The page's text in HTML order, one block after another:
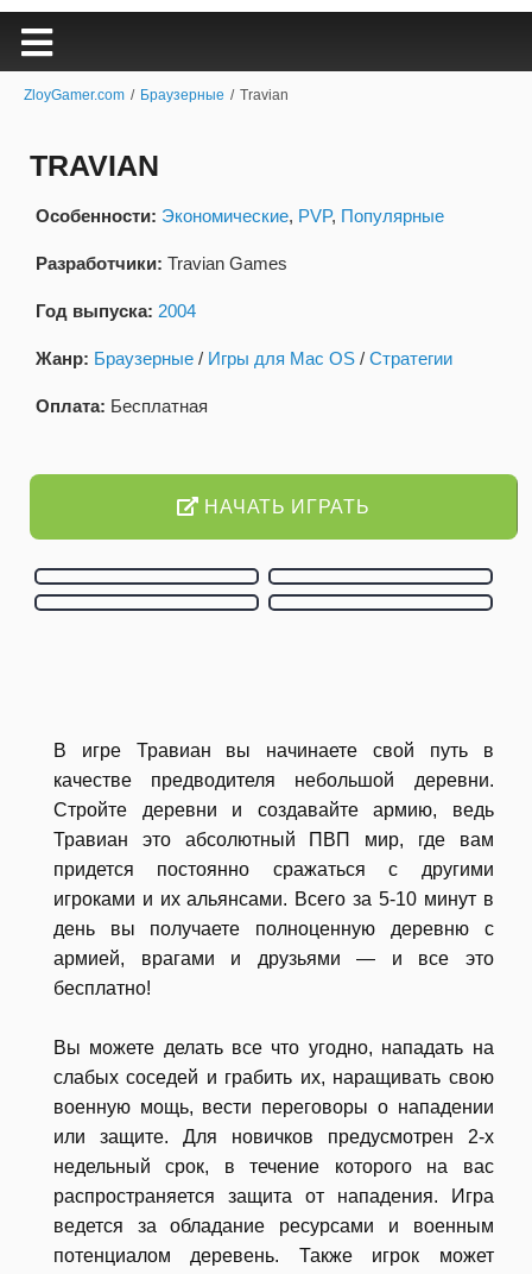
ZloyGamer.com / Браузерные / Travian
TRAVIAN
Особенности: Экономические, PVP, Популярные
Разработчики: Travian Games
Год выпуска: 2004
Жанр: Браузерные / Игры для Mac OS / Стратегии
Оплата: Бесплатная
НАЧАТЬ ИГРАТЬ
В игре Травиан вы начинаете свой путь в
качестве предводителя небольшой деревни.
Стройте деревни и создавайте армию, ведь
Травиан это абсолютный ПВП мир, где вам
придется постоянно сражаться с другими
игроками и их альянсами. Всего за 5-10 минут в
день вы получаете полноценную деревню с
армией, врагами и друзьями — и все это
бесплатно!
Вы можете делать все что угодно, нападать на
слабых соседей и грабить их, наращивать свою
военную мощь, вести переговоры о нападении
или защите. Для новичков предусмотрен 2-х
недельный срок, в течение которого на вас
распространяется защита от нападения. Игра
ведется за обладание ресурсами и военным
потенциалом деревень. Также игрок может